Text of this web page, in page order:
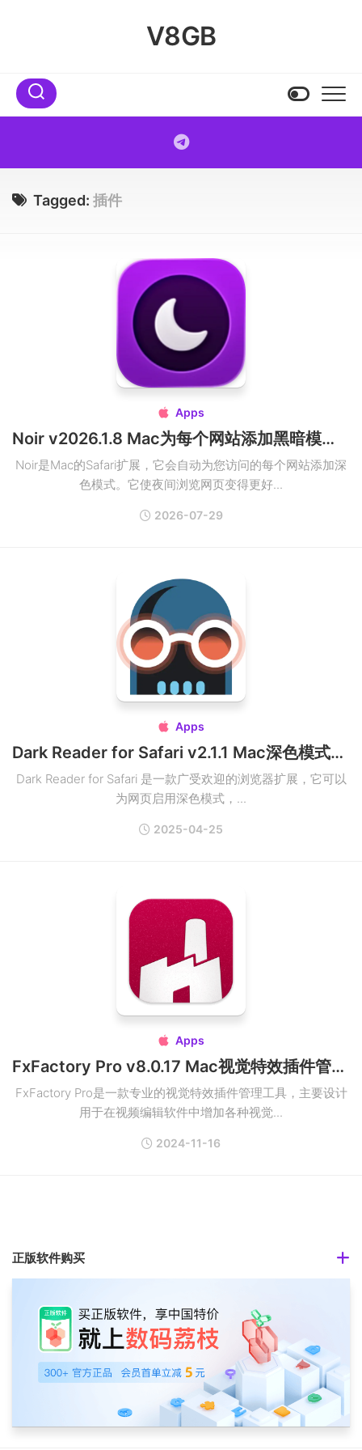
V8GB
Tagged: 插件
 Apps
Noir v2026.1.8 Mac为每个网站添加黑暗模式插件
Noir是Mac的Safari扩展，它会自动为您访问的每个网站添加深
色模式。它使夜间浏览网页变得更好...
2026-07-29
 Apps
Dark Reader for Safari v2.1.1 Mac深色模式浏览器插件
Dark Reader for Safari 是一款广受欢迎的浏览器扩展，它可以
为网页启用深色模式，...
2025-04-25
 Apps
FxFactory Pro v8.0.17 Mac视觉特效插件管理工具破解版
FxFactory Pro是一款专业的视觉特效插件管理工具，主要设计
用于在视频编辑软件中增加各种视觉...
2024-11-16
正版软件购买